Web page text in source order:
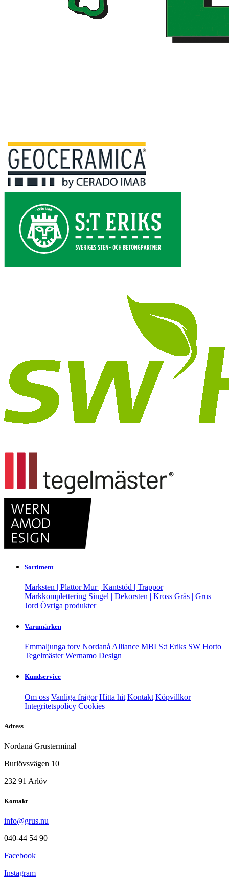
Sortiment
Marksten | PlattorMur | Kantstöd | Trappor
Markkomplettering Singel | Dekorsten | Kross Gräs | Grus |
Jord Övriga produkter
Varumärken
Emmaljunga torv Nordanå Alliance MBI S:t Eriks SW Horto
Tegelmäster Wernamo Design
Kundservice
Om oss Vanliga frågor Hitta hit Kontakt Köpvillkor
Integritetspolicy Cookies
Adress
Nordanå Grusterminal
Burlövsvägen 10
232 91 Arlöv
Kontakt
info@grus.nu
040-44 54 90
Facebook
Instagram